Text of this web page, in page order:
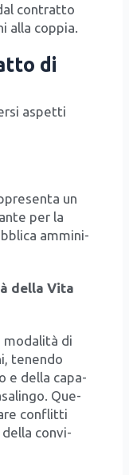
con­trat­to
alla cop­pia.
di
aspet­ti
un
per la
ammi­ni­
del­la Vita
moda­li­tà di
tenen­do
e del­la capa­
Que­
con­flit­ti
del­la con­vi­